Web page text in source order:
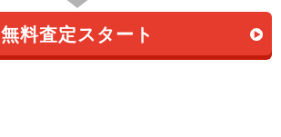
無料査定スタート